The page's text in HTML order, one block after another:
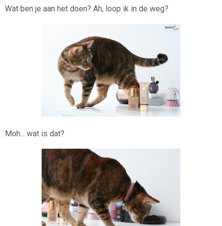
Wat ben je aan het doen? Ah, loop ik in de weg?
Moh... wat is dat?